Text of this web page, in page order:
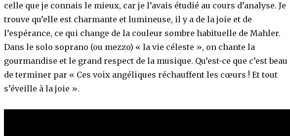
celle que je connais le mieux, car je l’avais étudié au cours d’analyse. Je
trouve qu’elle est charmante et lumineuse, il y a de la joie et de
l’espérance, ce qui change de la couleur sombre habituelle de Mahler.
Dans le solo soprano (ou mezzo) « la vie céleste », on chante la
gourmandise et le grand respect de la musique. Qu’est-ce que c’est beau
de terminer par « Ces voix angéliques réchauffent les cœurs ! Et tout
s’éveille à la joie ».